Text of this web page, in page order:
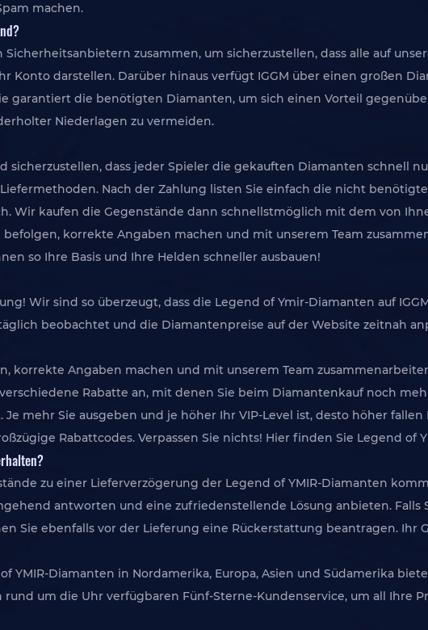
machen.
zusammen, um sicherzustellen, dass alle auf
Konto darstellen. Darüber hinaus verfügt IGGM über einen großen
garantiert die benötigten Diamanten, um sich einen Vorteil
Niederlagen zu vermeiden.
sicherzustellen, dass jeder Spieler die gekauften Diamanten schnell
Nach der Zahlung listen Sie einfach die nicht
Wir kaufen die Gegenstände dann schnellstmöglich mit dem von
korrekte Angaben machen und mit unserem Team
so Ihre Basis und Ihre Helden schneller ausbauen!
Wir sind so überzeugt, dass die Legend of Ymir-Diamanten auf
beobachtet und die Diamantenpreise auf der Website zeitnah
korrekte Angaben machen und mit unserem Team
Rabatte an, mit denen Sie beim Diamantenkauf noch
Je mehr Sie ausgeben und je höher Ihr VIP-Level ist, desto höher
Rabattcodes. Verpassen Sie nichts! Hier finden Sie Legend of
zu einer Lieferverzögerung der Legend of YMIR-Diamanten
antworten und eine zufriedenstellende Lösung anbieten. Falls
Sie ebenfalls vor der Lieferung eine Rückerstattung beantragen. Ihr
YMIR-Diamanten in Nordamerika, Europa, Asien und Südamerika
um die Uhr verfügbaren Fünf-Sterne-Kundenservice, um all Ihre